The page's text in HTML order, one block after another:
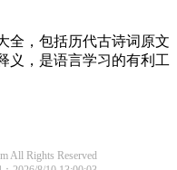
全，包括历代古诗词原文
义，是语言学习的有利工
All Rights Reserved